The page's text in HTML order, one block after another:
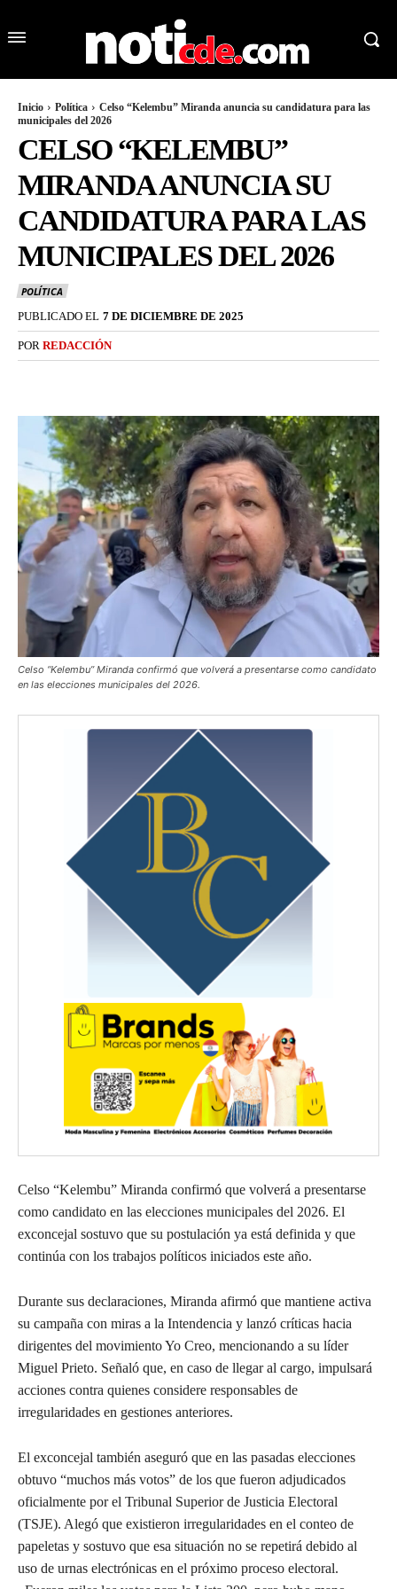
Inicio Política
Celso “Kelembu” Miranda anuncia su candidatura para las
municipales del 2026
CELSO “KELEMBU”
MIRANDA ANUNCIA SU
CANDIDATURA PARA LAS
MUNICIPALES DEL 2026
POLÍTICA
PUBLICADO EL 7 DE DICIEMBRE DE 2025
POR REDACCIÓN
Celso “Kelembu” Miranda confirmó que volverá a presentarse como candidato
en las elecciones municipales del 2026.
Celso “Kelembu” Miranda confirmó que volverá a presentarse
como candidato en las elecciones municipales del 2026. El
exconcejal sostuvo que su postulación ya está definida y que
continúa con los trabajos políticos iniciados este año.
Durante sus declaraciones, Miranda afirmó que mantiene activa
su campaña con miras a la Intendencia y lanzó críticas hacia
dirigentes del movimiento Yo Creo, mencionando a su líder
Miguel Prieto. Señaló que, en caso de llegar al cargo, impulsará
acciones contra quienes considere responsables de
irregularidades en gestiones anteriores.
El exconcejal también aseguró que en las pasadas elecciones
obtuvo “muchos más votos” de los que fueron adjudicados
oficialmente por el Tribunal Superior de Justicia Electoral
(TSJE). Alegó que existieron irregularidades en el conteo de
papeletas y sostuvo que esa situación no se repetirá debido al
uso de urnas electrónicas en el próximo proceso electoral.